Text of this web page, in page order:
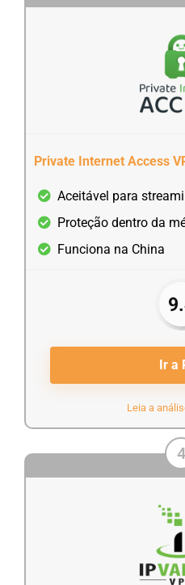
Private Internet Access
Aceitável para
Proteção dentro da
Funciona na China
Ir a
Leia a
4